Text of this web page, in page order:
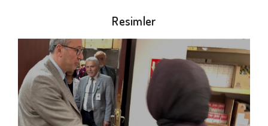
Resimler